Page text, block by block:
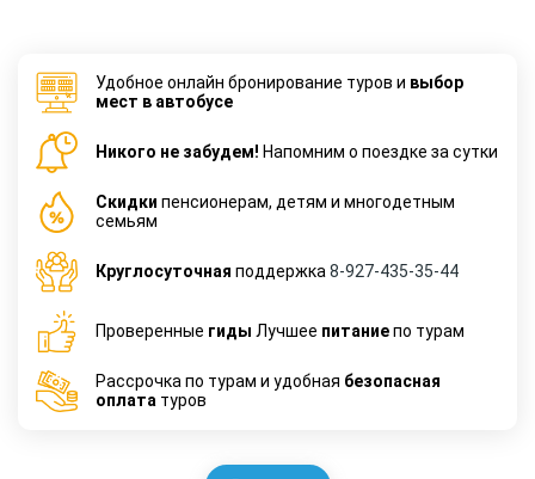
Удобное онлайн бронирование туров и выбор
мест в автобусе
Никого не забудем! Напомним о поездке за сутки
Cкидки пенсионерам, детям и многодетным
семьям
Круглосуточная поддержка 8-927-435-35-44
Проверенные гиды Лучшее питаниепо турам
Рассрочка по турам и удобная безопасная
оплата туров